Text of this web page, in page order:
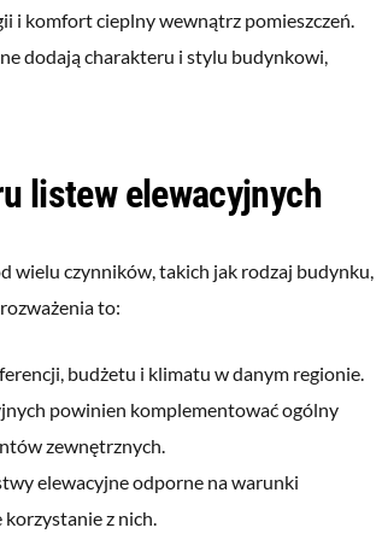
i komfort cieplny wewnątrz pomieszczeń.
dodają charakteru i stylu budynkowi,
listew elewacyjnych
wielu czynników, takich jak rodzaj budynku,
to:
budżetu i klimatu w danym regionie.
powinien komplementować ogólny
zewnętrznych.
elewacyjne odporne na warunki
korzystanie z nich.